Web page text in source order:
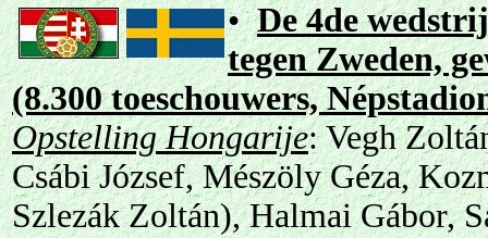
•De 4de
tegen Zweden,
(8.300 toeschouwers,
Opstelling Hongarije: Vegh
Csábi József, Mészöly Géza,
Szlezák Zoltán), Halmai Gábor,